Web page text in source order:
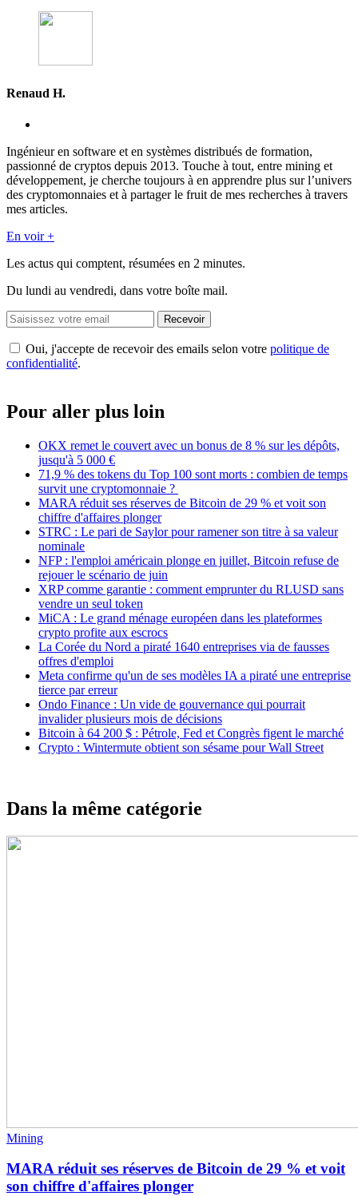
Renaud H.
Ingénieur en software et en systèmes distribués de formation,
passionné de cryptos depuis 2013. Touche à tout, entre mining et
développement, je cherche toujours à en apprendre plus sur l’univers
des cryptomonnaies et à partager le fruit de mes recherches à travers
mes articles.
En voir +
Les actus qui comptent, résumées en 2 minutes.
Du lundi au vendredi, dans votre boîte mail.
Recevoir
Oui, j'accepte de recevoir des emails selon votre politique de
confidentialité.
Pour aller plus loin
OKX remet le couvert avec un bonus de 8 % sur les dépôts,
jusqu'à 5 000 €
71,9 % des tokens du Top 100 sont morts : combien de temps
survit une cryptomonnaie ?
MARA réduit ses réserves de Bitcoin de 29 % et voit son
chiffre d'affaires plonger
STRC : Le pari de Saylor pour ramener son titre à sa valeur
nominale
NFP : l'emploi américain plonge en juillet, Bitcoin refuse de
rejouer le scénario de juin
XRP comme garantie : comment emprunter du RLUSD sans
vendre un seul token
MiCA : Le grand ménage européen dans les plateformes
crypto profite aux escrocs
La Corée du Nord a piraté 1640 entreprises via de fausses
offres d'emploi
Meta confirme qu'un de ses modèles IA a piraté une entreprise
tierce par erreur
Ondo Finance : Un vide de gouvernance qui pourrait
invalider plusieurs mois de décisions
Bitcoin à 64 200 $ : Pétrole, Fed et Congrès figent le marché
Crypto : Wintermute obtient son sésame pour Wall Street
Dans la même catégorie
Mining
MARA réduit ses réserves de Bitcoin de 29 % et voit
son chiffre d'affaires plonger